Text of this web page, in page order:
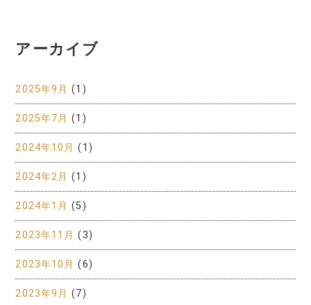
アーカイブ
2025年9月 (1)
2025年7月 (1)
2024年10月 (1)
2024年2月 (1)
2024年1月 (5)
2023年11月 (3)
2023年10月 (6)
2023年9月 (7)